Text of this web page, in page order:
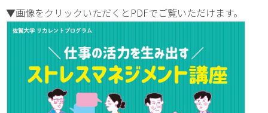
▼画像をクリックいただくとPDFでご覧いただけます。